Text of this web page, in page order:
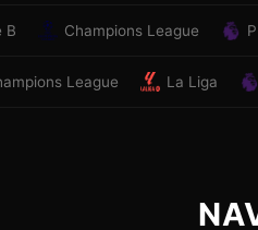
B Champions League
League La Liga